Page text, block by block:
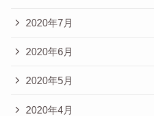
2020年7月
2020年6月
2020年5月
2020年4月